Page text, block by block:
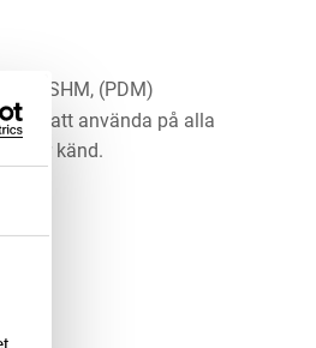
SHM, (PDM)
fritt att använda på alla
är känd.